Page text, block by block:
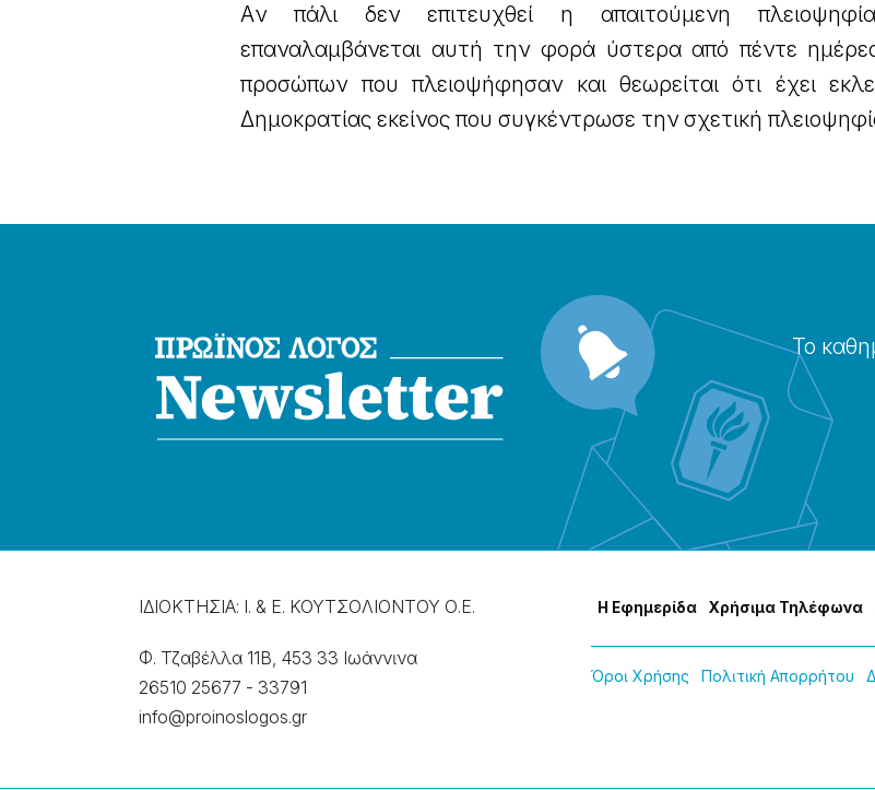
Aν πάλι δεν επιτευχθεί η απαιτούμενη
επαναλαμβάνεται αυτή την φορά ύστερα από πέντε
προσώπων που πλειοψήφησαν και θεωρείται ότι έχει
Δημοκρατίας εκείνος που συγκέντρωσε την σχετική
Το
ΙΔΙΟΚΤΗΣΙΑ: Ι. & Ε. ΚΟΥΤΣΟΛΙΟΝΤΟΥ Ο.Ε.
Φ. Τζαβέλλα 11Β, 453 33 Ιωάννɩνα
26510 25677 - 33791
info@proinoslogos.gr
Η Εφημερίδα Χρήσɩμα Τηλέφωνα
Όροɩ Χρήσης Πολɩτɩκή Απορρήτου